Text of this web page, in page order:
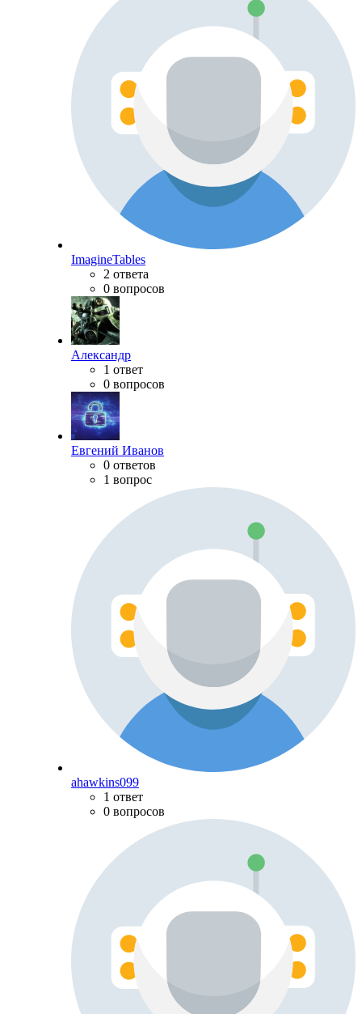
ImagineTables
2 ответа
0 вопросов
Александр
1 ответ
0 вопросов
Евгений Иванов
0 ответов
1 вопрос
ahawkins099
1 ответ
0 вопросов